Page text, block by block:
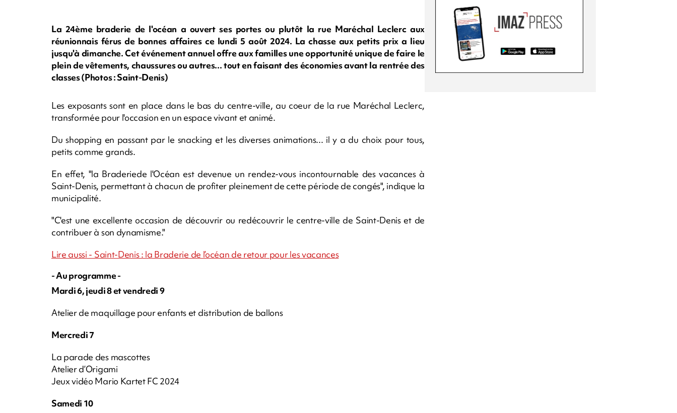
La 24ème braderie de l'océan a ouvert ses portes ou plutôt la rue Maréchal Leclerc aux
réunionnais férus de bonnes affaires ce lundi 5 août 2024. La chasse aux petits prix a lieu
jusqu'à dimanche. Cet événement annuel offre aux familles une opportunité unique de faire le
plein de vêtements, chaussures ou autres... tout en faisant des économies avant la rentrée des
classes (Photos : Saint-Denis)
Les exposants sont en place dans le bas du centre-ville, au coeur de la rue Maréchal Leclerc,
transformée pour l'occasion en un espace vivant et animé.
Du shopping en passant par le snacking et les diverses animations... il y a du choix pour tous,
petits comme grands.
En effet, "la Braderiede l'Océan est devenue un rendez-vous incontournable des vacances à
Saint-Denis, permettant à chacun de profiter pleinement de cette période de congés", indique la
municipalité.
"C'est une excellente occasion de découvrir ou redécouvrir le centre-ville de Saint-Denis et de
contribuer à son dynamisme."
Lire aussi - Saint-Denis : la Braderie de l’océan de retour pour les vacances
- Au programme -
Mardi 6, jeudi 8 et vendredi 9
Atelier de maquillage pour enfants et distribution de ballons
Mercredi 7
La parade des mascottes
Atelier d’Origami
Jeux vidéo Mario Kartet FC 2024
Samedi 10